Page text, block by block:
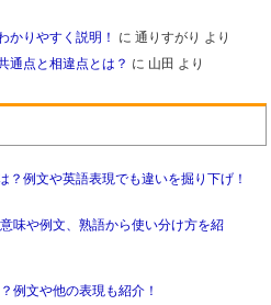
かりやすく説明！
に通りすがり より
通点と相違点とは？ に 山田 より
？例文や英語表現でも違いを掘り下げ！
味や例文、熟語から使い分け方を紹
例文や他の表現も紹介！